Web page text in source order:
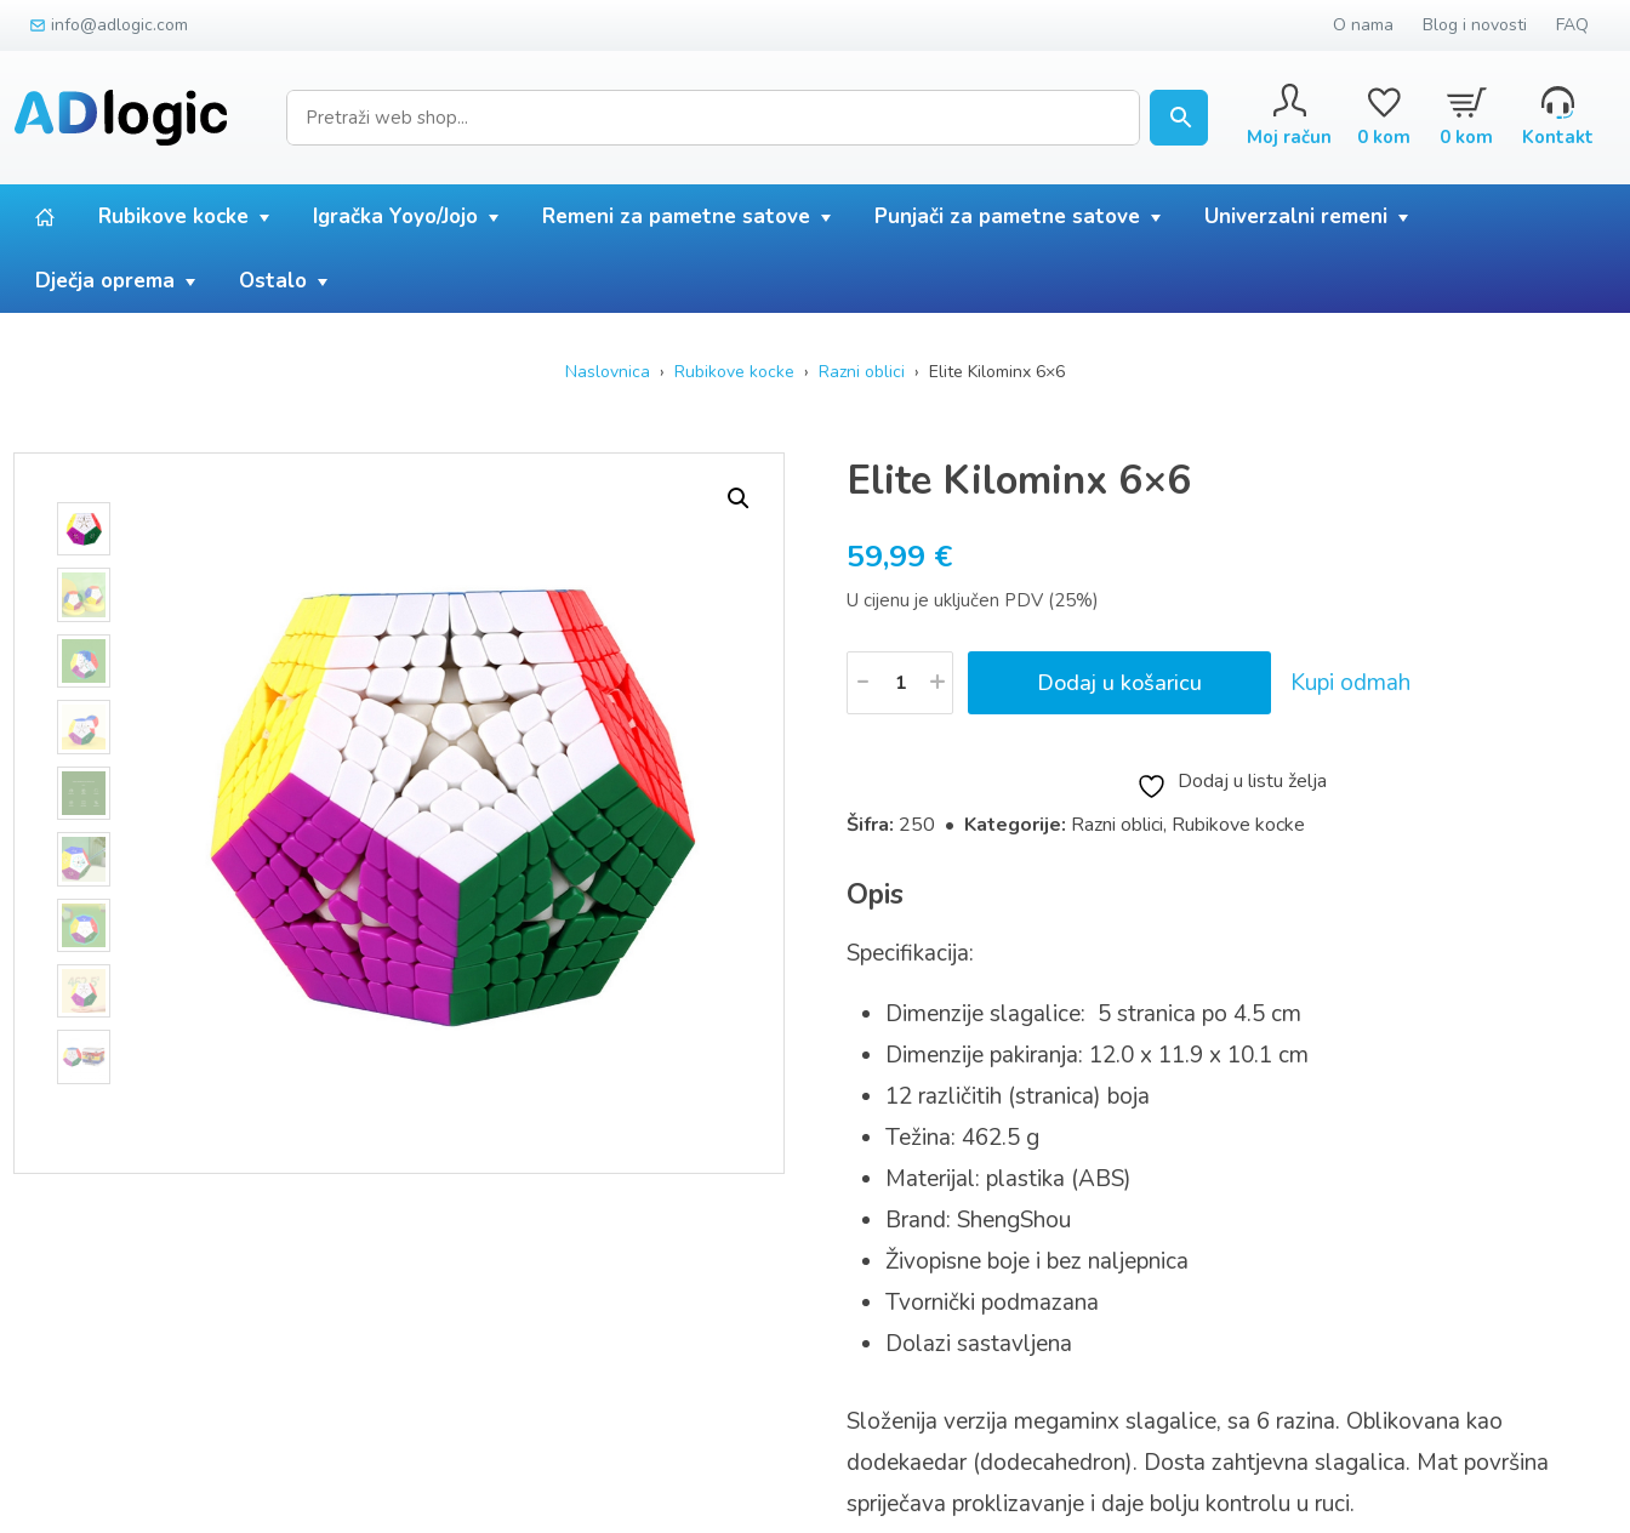
info@adlogic.com O nama Blog i novosti FAQ
Moj račun 0 kom 0 kom Kontakt
Rubikove kocke Igračka Yoyo/Jojo Remeni za pametne satove Punjači za pametne satove Univerzalni remeni
Dječja oprema Ostalo
Naslovnica › Rubikove kocke › Razni oblici › Elite Kilominx 6×6
Elite Kilominx 6×6
59,99 €
U cijenu je uključen PDV (25%)
Količina Dodaj u košaricu Kupi odmah
Dodaj u listu želja
Šifra: 250 • Kategorije: Razni oblici, Rubikove kocke
Opis
Specifikacija:
Dimenzije slagalice: 5 stranica po 4.5 cm
Dimenzije pakiranja: 12.0 x 11.9 x 10.1 cm
12 različitih (stranica) boja
Težina: 462.5 g
Materijal: plastika (ABS)
Brand: ShengShou
Živopisne boje i bez naljepnica
Tvornički podmazana
Dolazi sastavljena
Složenija verzija megaminx slagalice, sa 6 razina. Oblikovana kao
dodekaedar (dodecahedron). Dosta zahtjevna slagalica. Mat površina
spriječava proklizavanje i daje bolju kontrolu u ruci.